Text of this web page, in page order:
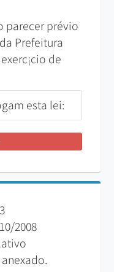
parecer prévio
Prefeitura
de
esta lei:
3
2008